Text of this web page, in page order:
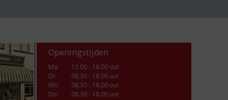
Openingstijden
Ma:
13.00 - 18.00 uur
Di:
08.30 - 18.00 uur
Wo:
08.30 - 18.00 uur
Do:
08.30 - 18.00 uur